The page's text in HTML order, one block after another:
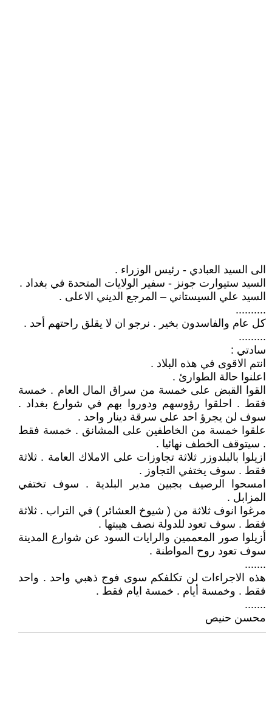
الى السيد العبادي - رئيس الوزراء .
السيد ستيوارت جونز - سفير الولايات المتحدة في بغداد .
السيد علي السيستاني – المرجع الديني الاعلى .
..........
كل عام والفاسدون بخير . نرجو ان لا يقلق راحتهم أحد .
.........
سادتي :
انتم الاقوى في هذه البلاد .
اعلنوا حالة الطوارئ .
القوا القبض على خمسة من سراق المال العام . خمسة
فقط . احلقوا رؤوسهم ودوروا بهم في شوارع بغداد .
سوف لن يجرؤ احد على سرقة دينار واحد .
علقوا خمسة من الخاطفين على المشانق . خمسة فقط
. سيتوقف الخطف نهائيا .
ازيلوا بالبلدوزر ثلاثة تجاوزات على الاملاك العامة . ثلاثة
فقط . سوف يختفي التجاوز .
امسحوا الرصيف بجبين مدير البلدية . سوف تختفي
المزابل .
مرغوا انوف ثلاثة من ( شيوخ العشائر ) في التراب . ثلاثة
فقط . سوف تعود للدولة نصف هيبتها .
أزيلوا صور المعممين والرايات السود عن شوارع المدينة
سوف تعود روح المواطنة .
.......
هذه الاجراءات لن تكلفكم سوى فوج ذهبي واحد . واحد
فقط . وخمسة أيام . خمسة ايام فقط .
.......
محسن حنيص